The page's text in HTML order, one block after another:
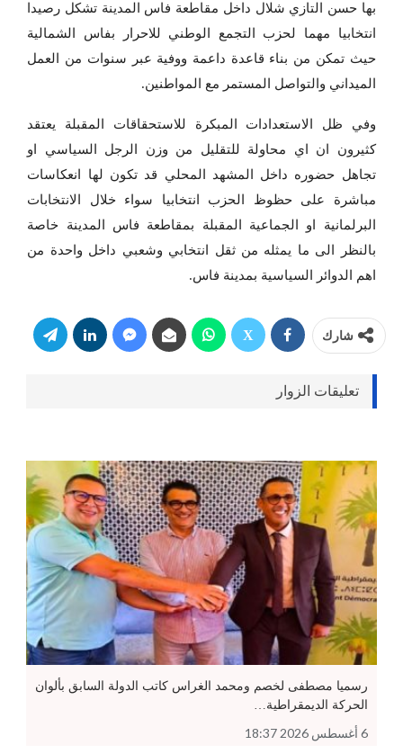
بها حسن التازي شلال داخل مقاطعة فاس المدينة تشكل رصيدا
انتخابيا مهما لحزب التجمع الوطني للاحرار بفاس الشمالية
حيث تمكن من بناء قاعدة داعمة ووفية عبر سنوات من العمل
الميداني والتواصل المستمر مع المواطنين.
وفي ظل الاستعدادات المبكرة للاستحقاقات المقبلة يعتقد
كثيرون ان اي محاولة للتقليل من وزن الرجل السياسي او
تجاهل حضوره داخل المشهد المحلي قد تكون لها انعكاسات
مباشرة على حظوظ الحزب انتخابيا سواء خلال الانتخابات
البرلمانية او الجماعية المقبلة بمقاطعة فاس المدينة خاصة
بالنظر الى ما يمثله من ثقل انتخابي وشعبي داخل واحدة من
اهم الدوائر السياسية بمدينة فاس.
شارك
تعليقات الزوار
رسميا مصطفى لخصم ومحمد الغراس كاتب الدولة السابق بألوان
الحركة الديمقراطية…
6 أغسطس 2026 18:37